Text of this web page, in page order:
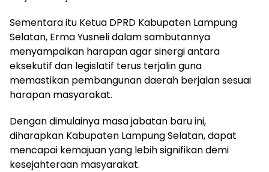
Sementara itu Ketua DPRD Kabupaten Lampung
Selatan, Erma Yusneli dalam sambutannya
menyampaikan harapan agar sinergi antara
eksekutif dan legislatif terus terjalin guna
memastikan pembangunan daerah berjalan sesuai
harapan masyarakat.
Dengan dimulainya masa jabatan baru ini,
diharapkan Kabupaten Lampung Selatan, dapat
mencapai kemajuan yang lebih signifikan demi
kesejahteraan masyarakat.